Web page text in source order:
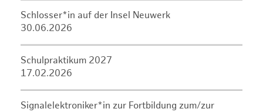
Schlosser*in auf der Insel Neuwerk
30.06.2026
Schulpraktikum 2027
17.02.2026
Signalelektroniker*in zur Fortbildung zum/zur